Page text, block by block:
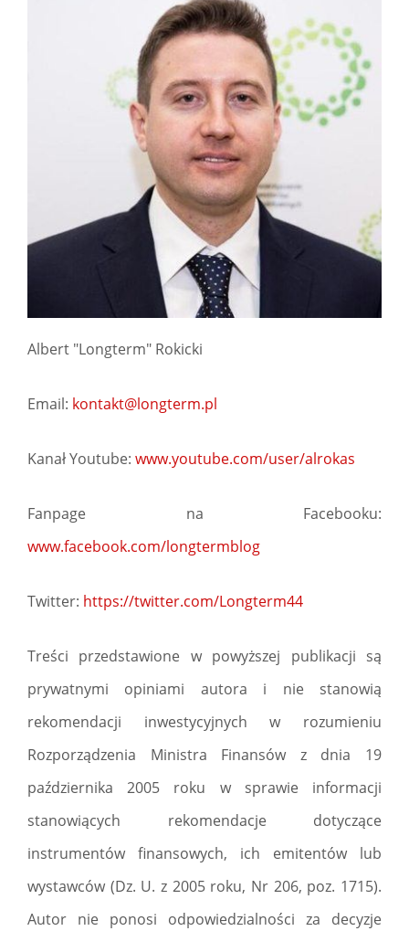
Albert "Longterm" Rokicki
Email: kontakt@longterm.pl
Kanał Youtube: www.youtube.com/user/alrokas
Fanpage na Facebooku:
www.facebook.com/longtermblog
Twitter: https://twitter.com/Longterm44
Treści przedstawione w powyższej publikacji są
prywatnymi opiniami autora i nie stanowią
rekomendacji inwestycyjnych w rozumieniu
Rozporządzenia Ministra Finansów z dnia 19
października 2005 roku w sprawie informacji
stanowiących rekomendacje dotyczące
instrumentów finansowych, ich emitentów lub
wystawców (Dz. U. z 2005 roku, Nr 206, poz. 1715).
Autor nie ponosi odpowiedzialności za decyzje